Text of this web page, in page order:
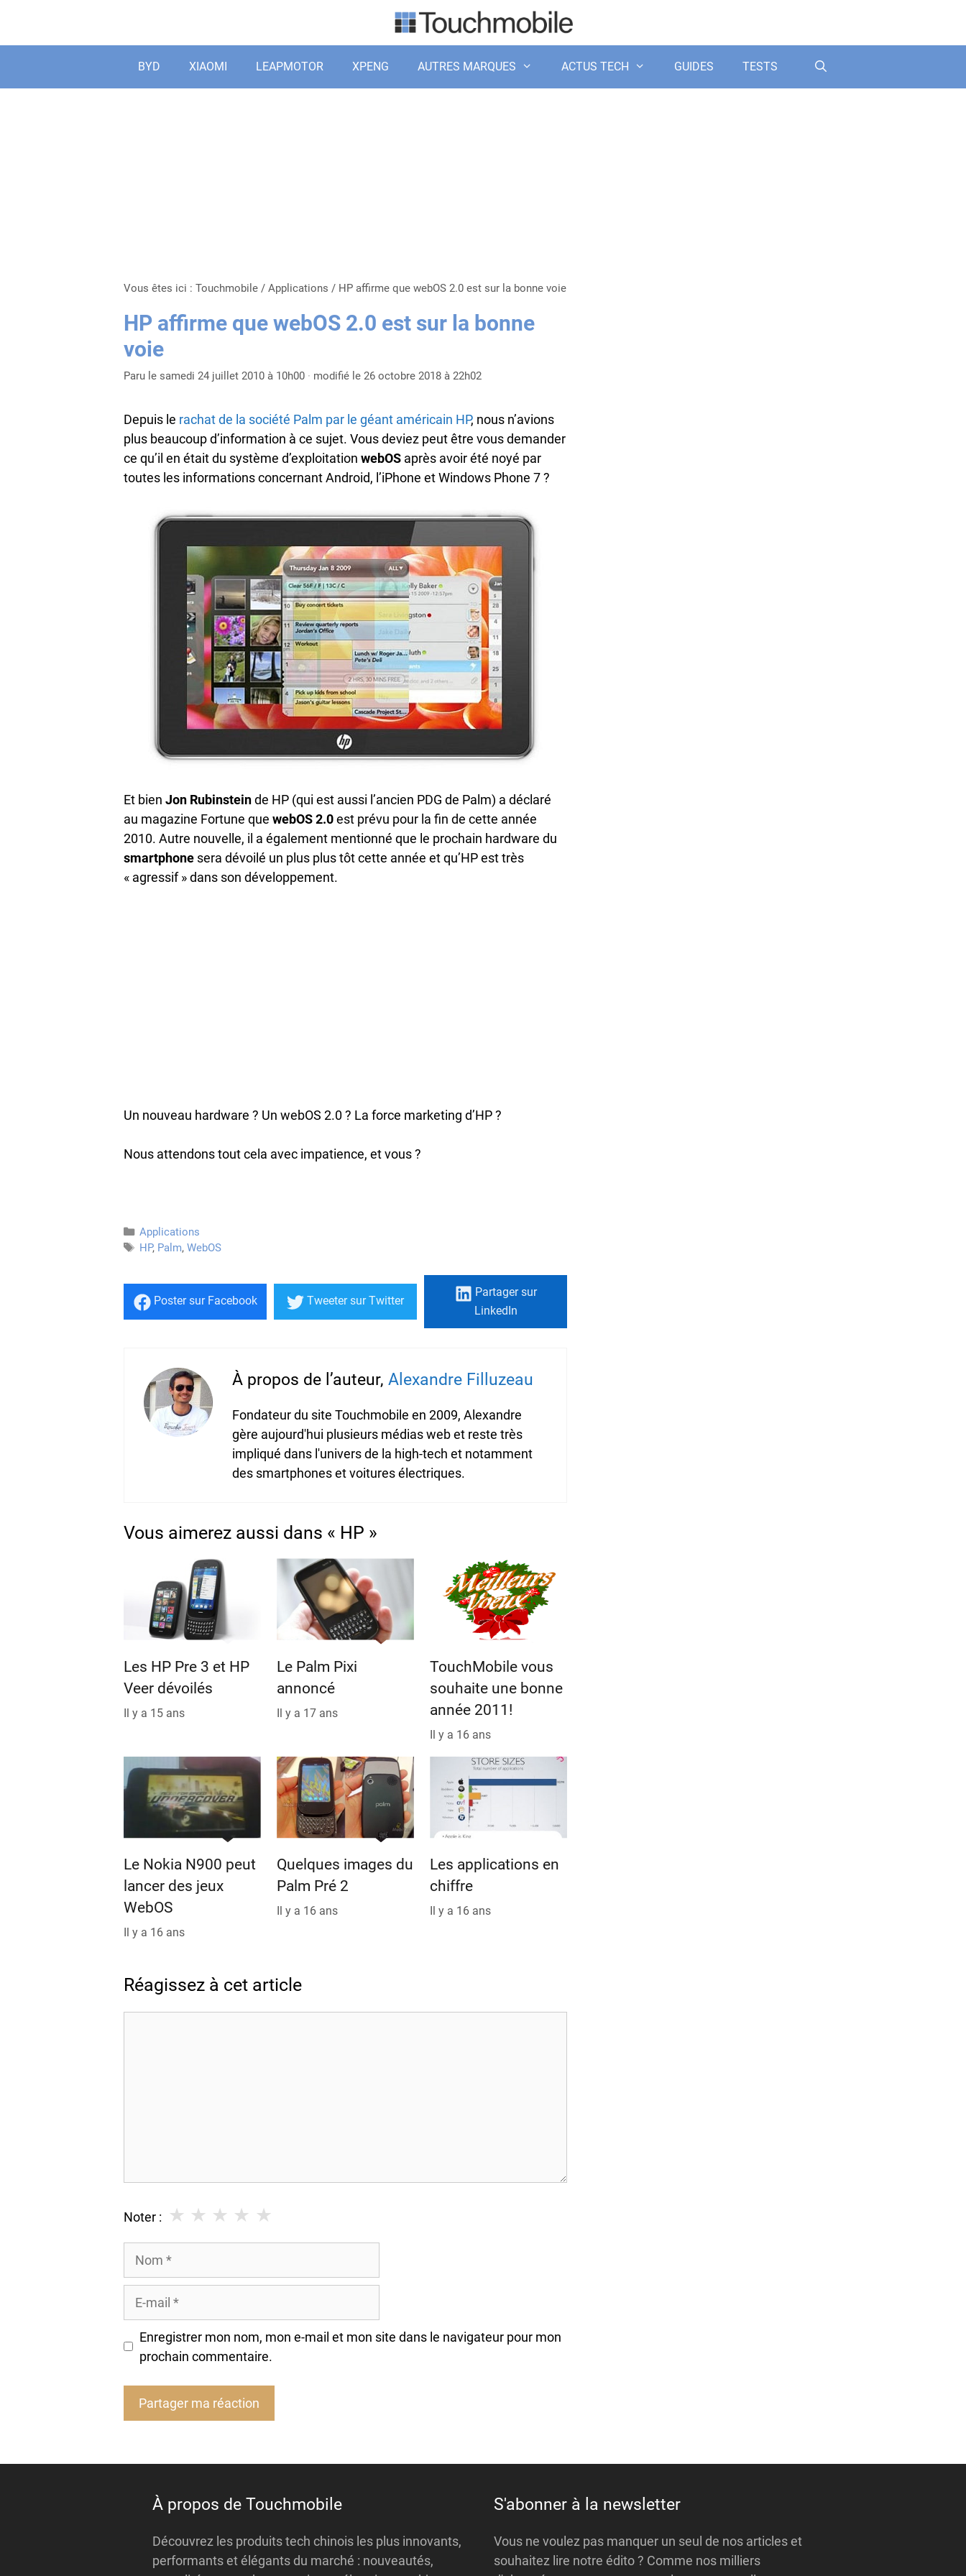
contenu
BYD XIAOMI LEAPMOTOR XPENG AUTRES MARQUES ACTUS TECH GUIDES TESTS
Vous êtes ici : Touchmobile / Applications / HP affirme que webOS 2.0 est sur la bonne voie
HP affirme que webOS 2.0 est sur la bonne
voie
Paru le samedi 24 juillet 2010 à 10h00 · modifié le 26 octobre 2018 à 22h02
Depuis le rachat de la société Palm par le géant américain HP, nous n’avions
plus beaucoup d’information à ce sujet. Vous deviez peut être vous demander
ce qu’il en était du système d’exploitation webOS après avoir été noyé par
toutes les informations concernant Android, l’iPhone et Windows Phone 7 ?
Et bien Jon Rubinsteinde HP (qui est aussi l’ancien PDG de Palm) a déclaré
au magazine Fortune que webOS 2.0est prévu pour la fin de cette année
2010. Autre nouvelle, il a également mentionné que le prochain hardware du
smartphone sera dévoilé un plus plus tôt cette année et qu’HP est très
« agressif » dans son développement.
Un nouveau hardware ? Un webOS 2.0 ? La force marketing d’HP ?
Nous attendons tout cela avec impatience, et vous ?
Catégories
Applications
Étiquettes
HP, Palm,WebOS
Postersur Facebook Tweetersur Twitter
Partagersur
LinkedIn
À propos de l’auteur, Alexandre Filluzeau
Fondateur du site Touchmobile en 2009, Alexandre
gère aujourd'hui plusieurs médias web et reste très
impliqué dans l'univers de la high-tech et notamment
des smartphones et voitures électriques.
Vous aimerez aussi dans « HP »
Les HP Pre 3 et HP
Veer dévoilés
Il y a 15 ans
Le Palm Pixi
annoncé
Il y a 17 ans
TouchMobile vous
souhaite une bonne
année 2011!
Il y a 16 ans
Le Nokia N900 peut
lancer des jeux
WebOS
Il y a 16 ans
Quelques images du
Palm Pré 2
Il y a 16 ans
Les applications en
chiffre
Il y a 16 ans
Réagissez à cet article
Noter : ★
★
★
★
★
Enregistrer mon nom, mon e-mail et mon site dans le navigateur pour mon
prochain commentaire.
À propos de Touchmobile
Découvrez les produits tech chinois les plus innovants,
performants et élégants du marché : nouveautés,
S'abonner à la newsletter
Vous ne voulez pas manquer un seul de nos articles et
souhaitez lire notre édito ? Comme nos milliers